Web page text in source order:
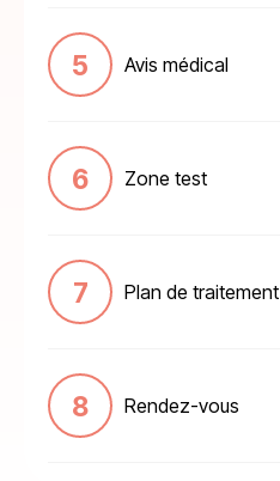
Avis médical
Zone test
Plan de traitement
Rendez-vous